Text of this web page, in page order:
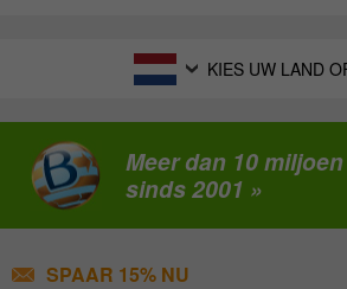
KIES UW LAND
Meer dan 10
sinds 2001 »
SPAAR 15% NU